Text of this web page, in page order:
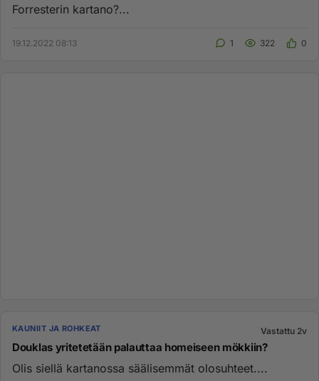
Forresterin kartano?...
19.12.2022 08:13 1 322 0
KAUNIIT JA ROHKEAT Vastattu 2v
Douklas yritetetään palauttaa homeiseen mökkiin?
Olis siellä kartanossa säälisemmät olosuhteet....